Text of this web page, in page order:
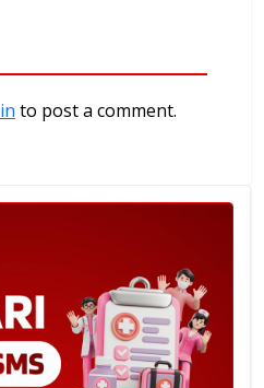
to post a comment.